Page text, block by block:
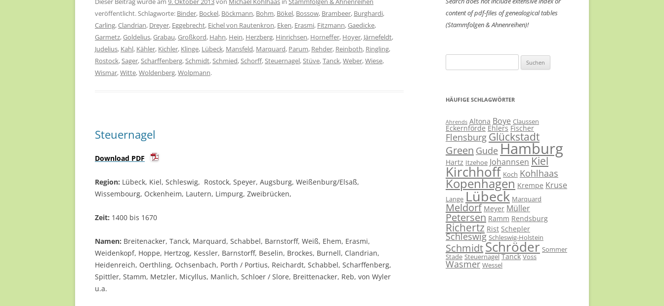
veröffentlicht. Schlagworte: Binder, Bockel, Böckmann, Bohm, Bökel, Bossow, Brambeer, Burghardi,
Carling,Clandrian, Dreyer, Eggebrecht, Eichel von Rautenkron, Eken, Erasmi, Fitzmann,Gaedicke,
Garmetz,Goldelius,Grabau,Großkord, Hahn, Hein, Herzberg, Hinrichsen, Horneffer, Hoyer, Järnefeldt,
Judelius, Kahl, Kähler, Kichler, Klinge, Lübeck, Mansfeld, Marquard, Parum, Rehder, Reinboth, Ringling,
Rostock,Sager,Scharffenberg,Schmidt,Schmied,Schorff,Steuernagel,Stüve,Tanck,Weber,Wiese,
Wismar,Witte,Woldenberg,Wolpmann.
Steuernagel
Download PDF
Region: Lübeck, Kiel, Schleswig, Rostock, Speyer, Augsburg, Weißenburg/Elsaß,
Wissembourg, Ockenheim, Lautern, Limpurg, Zweibrücken,
Zeit: 1400 bis 1670
Namen: Breitenacker, Tanck, Marquard, Schabbel, Barnstorff, Weiß, Ehem, Erasmi,
Weidenkopf, Hoppe, Hertzog, Kessler, Barnstorff, Beselin, Brockes, Burnell, Clandrian,
Heidenreich, Oerthling, Ochsenbach, Porth / Portius, Reichardt, Schabbel, Scharffenberg,
Spittler, Stamm, Metzler, Micyllus, Manlich, Schloer / Slore, Breittenacker, Reb, von Wyler
u.a.
content ofpdf-files of genealogical tables
(Stammfolgen & Ahnenreihen)!
nach:
HÄUFIGE SCHLAGWÖRTER
Ahrends Altona Boye Claussen
Eckernförde Ehlers Fischer
Flensburg Glückstadt
Green Gude Hamburg
Hartz Itzehoe Johannsen Kiel
Kirchhoff Koch Kohlhaas
Kopenhagen Krempe Kruse
Lange Lübeck Marquard
Meldorf Meyer Müller
Petersen Ramm Rendsburg
Richertz Rist Schepler
Schleswig Schleswig-Holstein
SchmidtSchröder Sommer
Stade Steuernagel Tanck Voss
Wasmer Wessel